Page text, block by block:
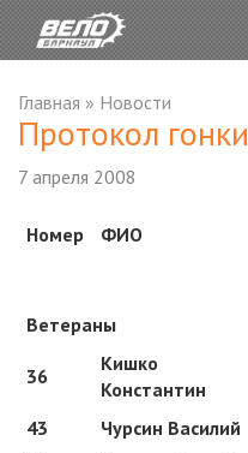
Главная » Новости
Протокол гонки
7 апреля 2008
Номер ФИО
Ветераны
36
Кишко
Константин
43 Чурсин Василий